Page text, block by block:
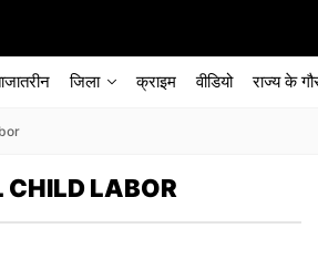
जिला क्राइम वीडियो राज्‍य के
CHILD LABOR